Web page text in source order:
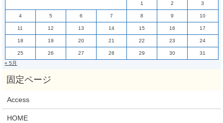
1 2 3
4 5 6 7 8 9 10
11 12 13 14 15 16 17
18 19 20 21 22 23 24
25 26 27 28 29 30
31
« 5月
Access
HOME